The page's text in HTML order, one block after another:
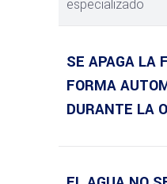
especializado
SE APAGA LA
FORMA
DURANTE LA